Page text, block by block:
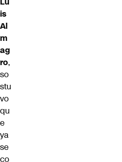
is
Al
m
ag
ro,
so
stu
vo
qu
e
ya
se
co